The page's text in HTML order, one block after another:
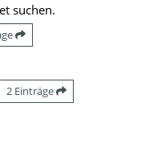
suchen.
2 Einträge